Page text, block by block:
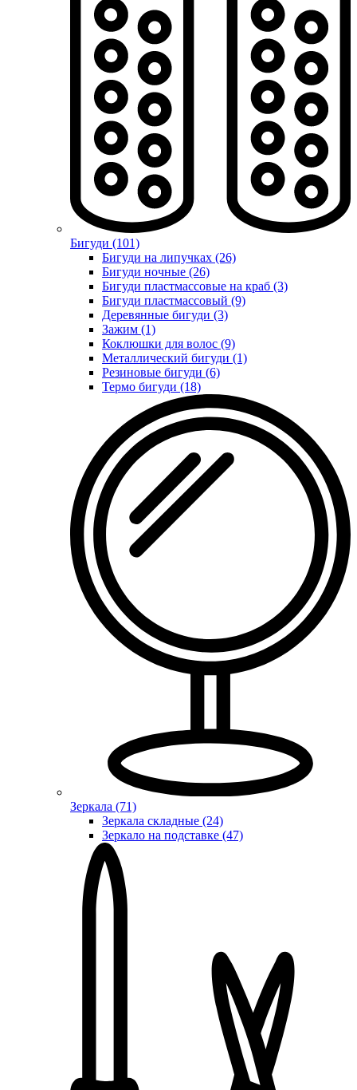
Бигуди (101)
Бигуди на липучках (26)
Бигуди ночные (26)
Бигуди пластмассовые на краб (3)
Бигуди пластмассовый (9)
Деревянные бигуди (3)
Зажим (1)
Коклюшки для волос (9)
Металлический бигуди (1)
Резиновые бигуди (6)
Термо бигуди (18)
Зеркала (71)
Зеркала складные (24)
Зеркало на подставке (47)